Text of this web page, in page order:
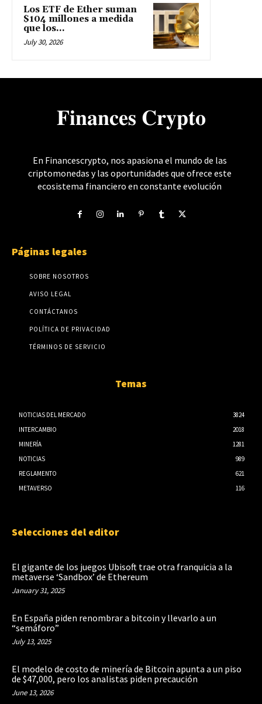
Los ETF de Ether suman
$104 millones a medida
que los...
July 30, 2026
𝐅𝐢𝐧𝐚𝐧𝐜𝐞𝐬 𝐂𝐫𝐲𝐩𝐭𝐨
En Financescrypto, nos apasiona el mundo de las
criptomonedas y las oportunidades que ofrece este
ecosistema financiero en constante evolución
Páginas legales
SOBRE NOSOTROS
AVISO LEGAL
CONTÁCTANOS
POLÍTICA DE PRIVACIDAD
TÉRMINOS DE SERVICIO
Temas
NOTICIAS DEL MERCADO
3824
INTERCAMBIO
2018
MINERÍA
1281
NOTICIAS
989
REGLAMENTO
621
METAVERSO
116
Selecciones del editor
El gigante de los juegos Ubisoft trae otra franquicia a la
metaverse ‘Sandbox’ de Ethereum
January 31, 2025
En España piden renombrar a bitcoin y llevarlo a un
“semáforo”
July 13, 2025
El modelo de costo de minería de Bitcoin apunta a un piso
de $47,000, pero los analistas piden precaución
June 13, 2026